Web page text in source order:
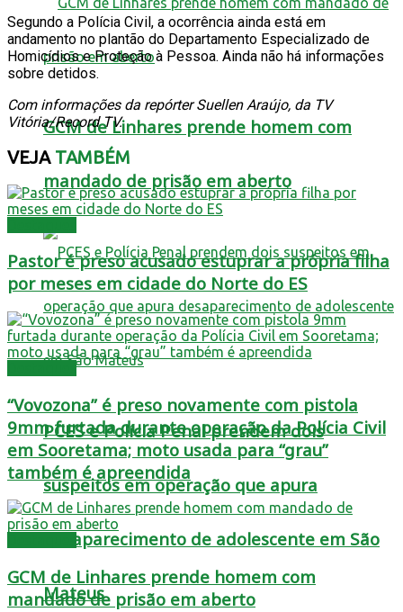
GCM de Linhares prende homem com
mandado de prisão em aberto
PCES e Polícia Penal prendem dois
suspeitos em operação que apura
desaparecimento de adolescente em São
Mateus
Segundo a Polícia Civil, a ocorrência ainda está em
andamento no plantão do Departamento Especializado de
Homicídios e Proteção à Pessoa. Ainda não há informações
sobre detidos.
Com informações da repórter Suellen Araújo, da TV
Vitória/Record TV.
VEJATAMBÉM
Pastor é preso acusado estuprar a própria filha
por meses em cidade do Norte do ES
“Vovozona” é preso novamente com pistola
9mm furtada durante operação da Polícia Civil
em Sooretama; moto usada para “grau”
também é apreendida
GCM de Linhares prende homem com
mandado de prisão em aberto